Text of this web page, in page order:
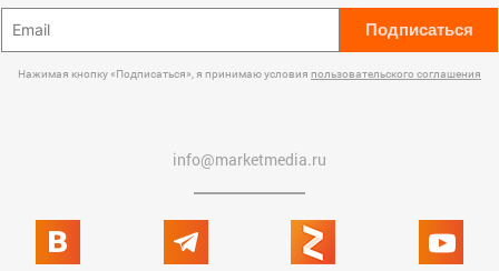
Подписаться
Нажимая кнопку «Подписаться», я принимаю условия пользовательского соглашения
info@marketmedia.ru